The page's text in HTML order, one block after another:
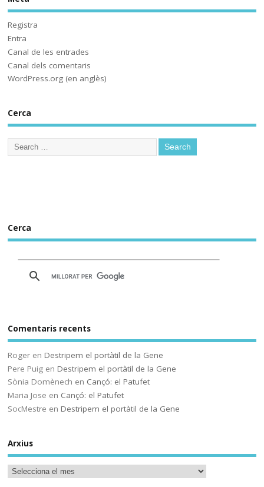
@socmestre.bsky.social⋅2y
@educaciocat.bsky.social
implementar-les? Protegirem o
no protegirem les dades dels
nueva plataforma de
aprendizaje ‘online’
programas y datos se
alojarán en servidores del
Gobierno vasco
@socmestre.bsky.social
2y
La vida a l'institut
Andrea Galaxina
@andreagalaxina.bsky.social ⋅ 2y
que han publicado hoy en El País
sobre una niña en Asturias que se
ha suicidado tras sufrir bullying en
el instituto. Como a cualquiera ese
Registra
Entra
Canal de les entrades
Canal dels comentaris
WordPress.org (en anglès)
Cerca
Cerca
Comentaris recents
Roger enDestripem el portàtil de la Gene
Pere Puig enDestripem el portàtil de la Gene
Sònia Domènech en Cançó: el Patufet
Maria Jose en Cançó: el Patufet
SocMestre enDestripem el portàtil de la Gene
Arxius